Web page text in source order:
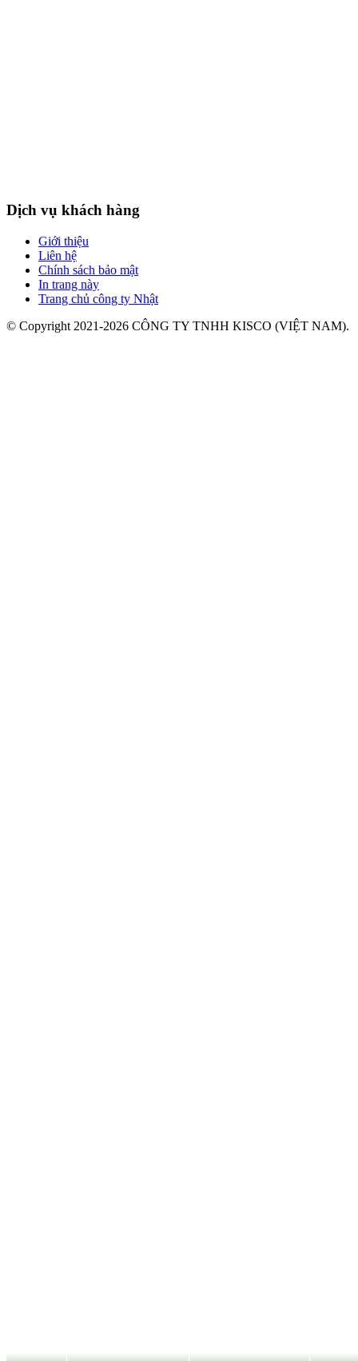
Dịch vụ khách hàng
Giới thiệu
Liên hệ
Chính sách bảo mật
In trang này
Trang chủ công ty Nhật
© Copyright 2021-2026 CÔNG TY TNHH KISCO (VIỆT NAM).